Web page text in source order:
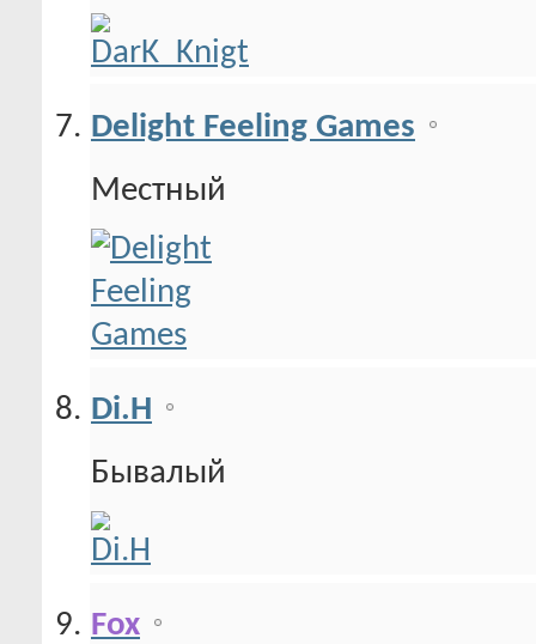
Delight Feeling Games
Местный
Di.H
Бывалый
Fox